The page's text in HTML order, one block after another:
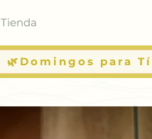
Tienda
🌿Domingos para Tí